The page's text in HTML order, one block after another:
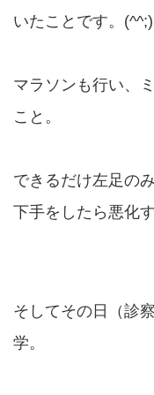
いたことです。(^^;)
マラソンも行い、
こと。
できるだけ左足の
下手をしたら悪化
そしてその日（診
学。